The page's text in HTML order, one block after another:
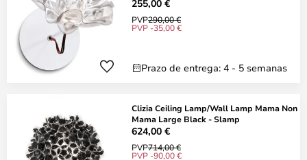
255,00 €
PVP290,00 €
PVP -35,00 €
Prazo de entrega: 4 - 5 semanas
Clizia Ceiling Lamp/Wall Lamp Mama Non
Mama Large Black - Slamp
624,00 €
PVP714,00 €
PVP -90,00 €